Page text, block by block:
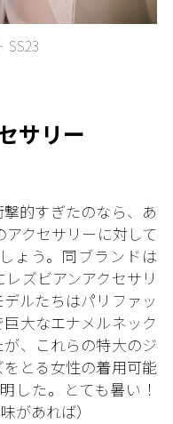
SS23
サリー
的すぎたのなら、あ
クセサリーに対して
ょう。同ブランドは
ズビアンアクセサリ
ルたちはパリファッ
大なエナメルネック
、これらの特大のジ
とる女性の着用可能
した。とても暑い！
があれば）